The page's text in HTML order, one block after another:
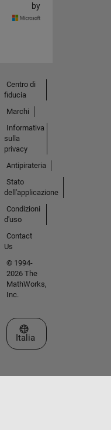
by
Centro di
fiducia
Marchi
Informativa
sulla
privacy
Antipirateria
Stato
dell'applicazione
Condizioni
d'uso
Contact
Us
© 1994-
2026 The
MathWorks,
Inc.
Seleziona un sito web
Italia